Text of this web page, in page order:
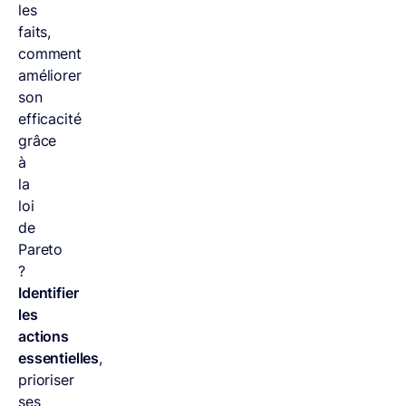
les
faits,
comment
améliorer
son
efficacité
grâce
à
la
loi
de
Pareto
?
Identifier
les
actions
essentielles,
prioriser
ses